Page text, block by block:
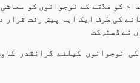
کو علاقے کے نوجوانوں کو معاشی
کی طرف ایک اہم پیش رفت قرار
نے ڈسٹرکٹ
نوجوانوں کیلئے گرانقدر